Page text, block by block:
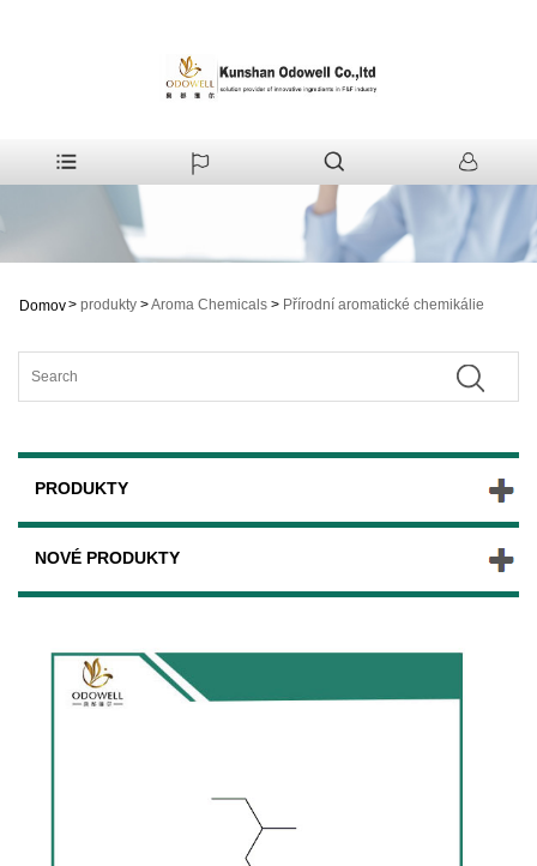
Domov> produkty >Aroma Chemicals > Přírodní aromatické chemikálie
PRODUKTY
NOVÉ PRODUKTY